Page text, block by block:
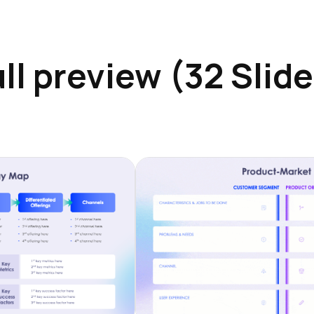
preview (32